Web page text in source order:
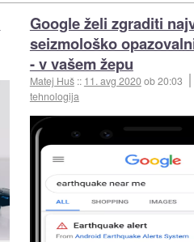
Google želi zgraditi
seizmološko
- v vašem žepu
Matej Huš :: 11. avg 2020ob 20:03
tehnologija